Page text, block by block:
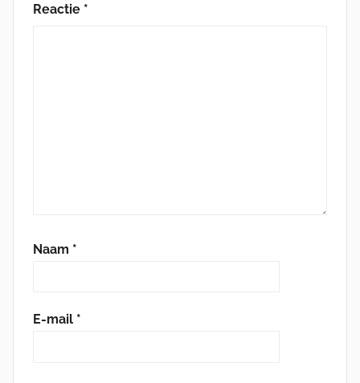
Reactie *
Naam *
E-mail *